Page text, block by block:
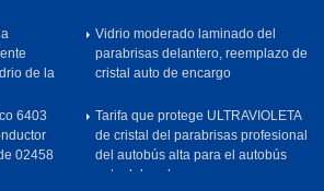
de la
6403
02458
Vidrio moderado laminado del
parabrisas delantero, reemplazo de
cristal auto de encargo
Tarifa que protege ULTRAVIOLETA
de cristal del parabrisas profesional
del autobús alta para el autobús
auto del coche